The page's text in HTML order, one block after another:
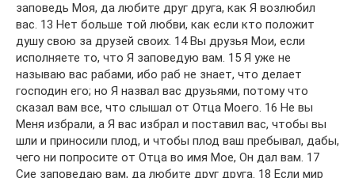
заповедь Моя, да любите друг друга, как Я возлюбил
вас. 13 Нет больше той любви, как если кто положит
душу свою за друзей своих. 14 Вы друзья Мои, если
исполняете то, что Я заповедую вам. 15 Я уже не
называю вас рабами, ибо раб не знает, что делает
господин его; но Я назвал вас друзьями, потому что
сказал вам все, что слышал от Отца Моего. 16 Не вы
Меня избрали, а Я вас избрал и поставил вас, чтобы вы
шли и приносили плод, и чтобы плод ваш пребывал, дабы,
чего ни попросите от Отца во имя Мое, Он дал вам. 17
Сие заповедаю вам, да любите друг друга. 18 Если мир